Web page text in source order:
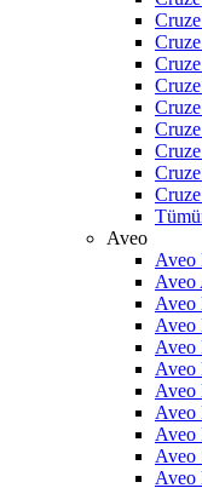
Aveo
Aveo
Aveo
Aveo
Aveo
Aveo
Aveo
Aveo
Aveo
Aveo
Aveo
Aveo